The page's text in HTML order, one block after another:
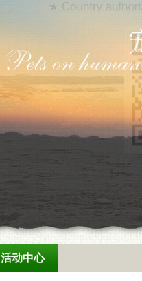
活动中心